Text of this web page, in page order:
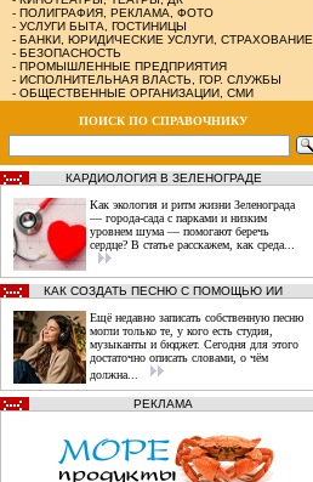
- ПОЛИГРАФИЯ, РЕКЛАМА, ФОТО
- УСЛУГИ БЫТА, ГОСТИНИЦЫ
- БАНКИ, ЮРИДИЧЕСКИЕ УСЛУГИ, СТРАХОВАНИЕ
- БЕЗОПАСНОСТЬ
- ПРОМЫШЛЕННЫЕ ПРЕДПРИЯТИЯ
- ИСПОЛНИТЕЛЬНАЯ ВЛАСТЬ, ГОР. СЛУЖБЫ
- ОБЩЕСТВЕННЫЕ ОРГАНИЗАЦИИ, СМИ
ПОИСК ПО СПРАВОЧНИКУ
КАРДИОЛОГИЯ В ЗЕЛЕНОГРАДЕ
Как экология и ритм жизни Зеленограда
— города‑сада с парками и низким
уровнем шума — помогают беречь
сердце? В статье расскажем, как среда...
КАК СОЗДАТЬ ПЕСНЮ С ПОМОЩЬЮ ИИ
Ещё недавно записать собственную песню
могли только те, у кого есть студия,
музыканты и бюджет. Сегодня для этого
достаточно описать словами, о чём
должна...
РЕКЛАМА